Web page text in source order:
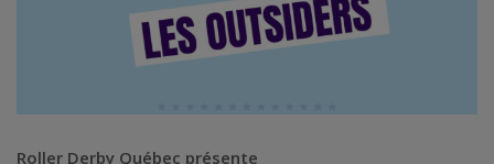
Roller Derby Québec présente